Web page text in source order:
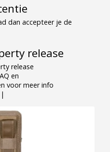
dan accepteer je de
release
release
en
voor meer info
|